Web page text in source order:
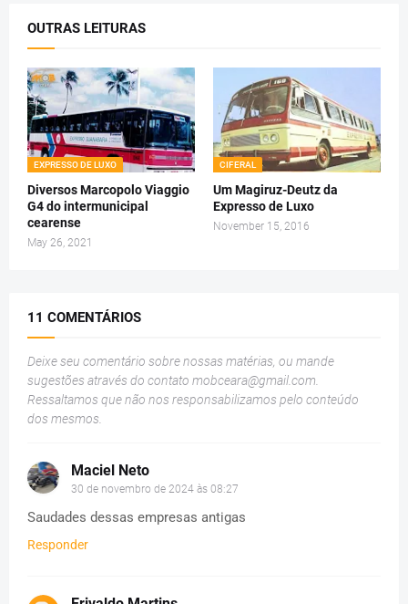
OUTRAS LEITURAS
EXPRESSO DE LUXO
Diversos Marcopolo Viaggio
G4 do intermunicipal
cearense
May 26, 2021
CIFERAL
Um Magiruz-Deutz da
Expresso de Luxo
November 15, 2016
11 COMENTÁRIOS
Deixe seu comentário sobre nossas matérias, ou mande
sugestões através do contato mobceara@gmail.com
Ressaltamos que não nos responsabilizamos pelo conteúdo
dos mesmos.
Maciel Neto
30 de novembro de 2024 às 08:27
Saudades dessas empresas antigas
Responder